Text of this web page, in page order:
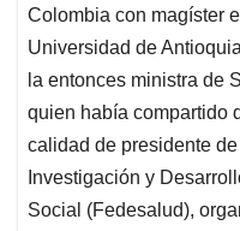
Colombia con magíster
Universidad de
la entonces ministra de
quien había compartido
calidad de presidente
Investigación y
Social (Fedesalud),